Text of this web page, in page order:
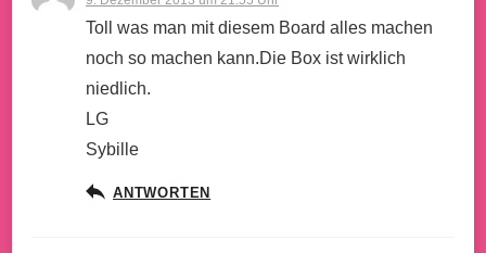
Toll was man mit diesem Board alles machen
noch so machen kann.Die Box ist wirklich
niedlich.
LG
Sybille
ANTWORTEN